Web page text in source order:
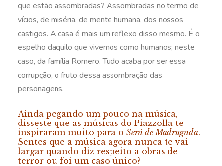
que estão assombradas? Assombradas no termo de
vícios, de miséria, de mente humana, dos nossos
castigos. A casa é mais um reflexo disso mesmo. É o
espelho daquilo que vivemos como humanos; neste
caso, da família Romero. Tudo acaba por ser essa
corrupção, o fruto dessa assombração das
personagens.
Ainda pegando um pouco na música,
disseste que as músicas do Piazzolla te
inspiraram muito para o Será de Madrugada.
Sentes que a música agora nunca te vai
largar quando diz respeito a obras de
terror ou foi um caso único?